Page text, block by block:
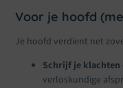
Voor je hoofd
Je hoofd verdient net
Schrijf je klachten
verloskundige